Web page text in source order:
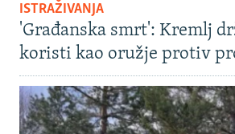
ISTRAŽIVANJA
'Građanska smrt': Kremlj
koristi kao oružje protiv